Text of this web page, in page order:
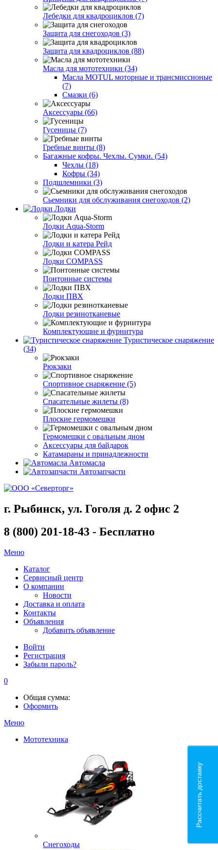
Лебедки для квадроциклов (7)
Защита для снегоходов (3)
Защита для квадроциклов (88)
Масла для мототехники (34)
Масла MOTUL моторные и трансмиссионые
(7)
Смазки (6)
Аксессуары (66)
Гусеницы (7)
Гребные винты (8)
Багажные кофры. Чехлы. Сумки. (54)
Чехлы (18)
Кофры (34)
Подшлемники (3)
Сьемники для обслуживания снегоходов (2)
Лодки
Лодки Aqua-Storm
Лодки и катера Рейд
Лодки COMPASS
Понтонные системы
Лодки ПВХ
Лодки резинотканевые
Комплектующие и фурнитура
Туристическое снаряжение
(34)
Рюкзаки
Спортивное снаряжение (5)
Спасательные жилеты (8)
Плоские гермомешки
Гермомешки с овальным дном
Аксессуары для байдарок
Катамараны и принадлежности
Автомасла
Автозапчасти
г. Рыбинск, ул. Гоголя д. 2 офис 2
8 (800) 201-18-43 - Бесплатно
Меню
Каталог
Сервисный центр
О компании
Новости
Доставка и оплата
Контакты
Объявления
Добавить объявление
Войти
Регистрация
Забыли пароль?
0
Общая сумма:
Оформить
Меню
Мототехника
Снегоходы
Рассчитать доставку